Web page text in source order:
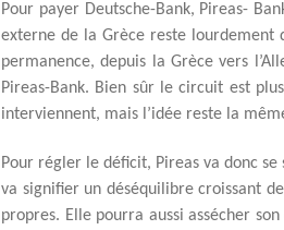
Pour payer Deutsche-Bank, Pireas-
externe de la Grèce reste
permanence, depuis la Grèce vers
Pireas-Bank. Bien sûr le circuit est
interviennent, mais l’idée reste la
Pour régler le déficit, Pireas va donc se
va signifier un déséquilibre croissant
propres. Elle pourra aussi assécher